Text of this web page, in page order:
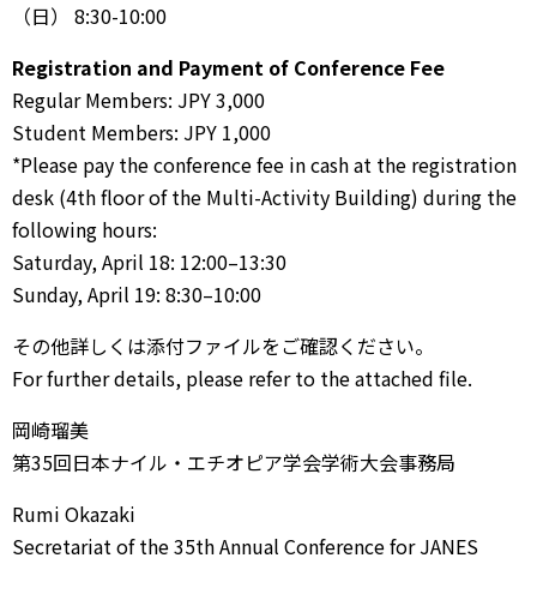
（日） 8:30-10:00
Registration and Payment of Conference Fee
Regular Members: JPY 3,000
Student Members: JPY 1,000
*Please pay the conference fee in cash at the registration
desk (4th floor of the Multi-Activity Building) during the
following hours:
Saturday, April 18: 12:00–13:30
Sunday, April 19: 8:30–10:00
その他詳しくは添付ファイルをご確認ください。
For further details, please refer to the attached file.
岡崎瑠美
第35回日本ナイル・エチオピア学会学術大会事務局
Rumi Okazaki
Secretariat of the 35th Annual Conference for JANES